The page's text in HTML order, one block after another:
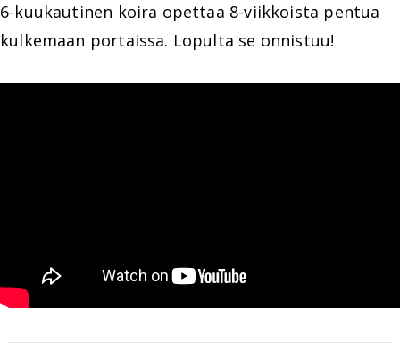
6-kuukautinen koira opettaa 8-viikkoista pentua
kulkemaan portaissa. Lopulta se onnistuu!